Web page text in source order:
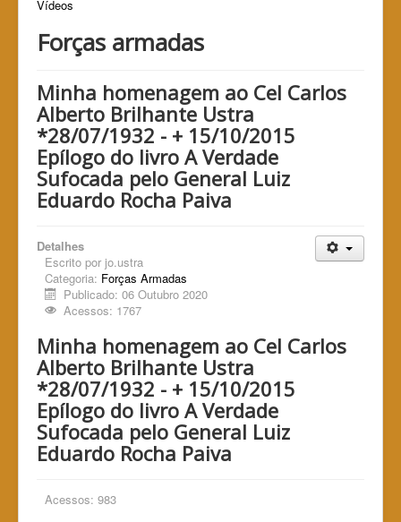
Vídeos
Forças armadas
Minha homenagem ao Cel Carlos
Alberto Brilhante Ustra
*28/07/1932 - + 15/10/2015
Epílogo do livro A Verdade
Sufocada pelo General Luiz
Eduardo Rocha Paiva
Detalhes
Escrito por jo.ustra
Categoria: Forças Armadas
Publicado: 06 Outubro 2020
Acessos: 1767
Minha homenagem ao Cel Carlos
Alberto Brilhante Ustra
*28/07/1932 - + 15/10/2015
Epílogo do livro A Verdade
Sufocada pelo General Luiz
Eduardo Rocha Paiva
Acessos: 983